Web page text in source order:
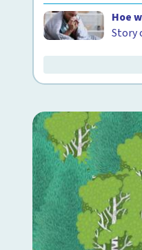
Hoe
Story